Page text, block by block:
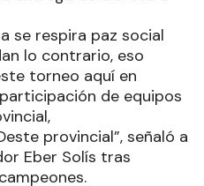
se respira paz social
lo contrario, eso
torneo aquí en
de equipos
provincial”, señaló a
Eber Solís tras